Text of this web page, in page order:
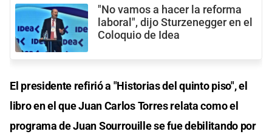
"No vamos a hacer la reforma
laboral", dijo Sturzenegger en el
Coloquio de Idea
El presidente refirió a "Historias del quinto piso", el
libro en el que Juan Carlos Torres relata como el
programa de Juan Sourrouille se fue debilitando por